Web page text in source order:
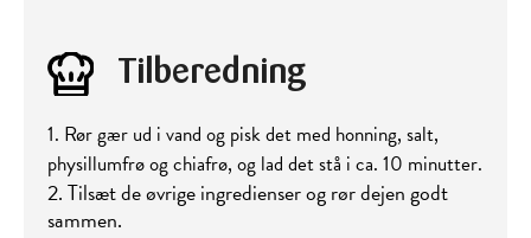
Tilberedning
1. Rør gær ud i vand og pisk det med honning, salt,
physillumfrø og chiafrø, og lad det stå i ca. 10 minutter.
2. Tilsæt de øvrige ingredienser og rør dejen godt
sammen.